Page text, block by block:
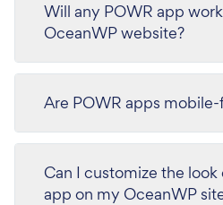
Will any POWR app
OceanWP website?
Are POWR apps
Can I customize the
app on my OceanWP